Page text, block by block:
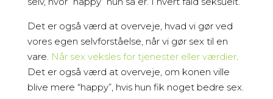
Det er også værd at overveje, hvad vi gør ved
vores egen selvforståelse, når vi gør sex til en
vare. Når sex veksles for tjenester eller værdier.
Det er også værd at overveje, om konen ville
blive mere “happy”, hvis hun fik noget bedre sex.